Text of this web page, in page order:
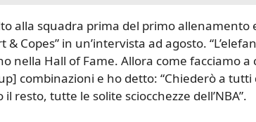
alla squadra prima del primo allenamento
& Copes” in un’intervista ad agosto.
nella Hall of Fame. Allora come facciamo
combinazioni e ho detto: “Chiederò a
resto, tutte le solite sciocchezze dell’NBA”.